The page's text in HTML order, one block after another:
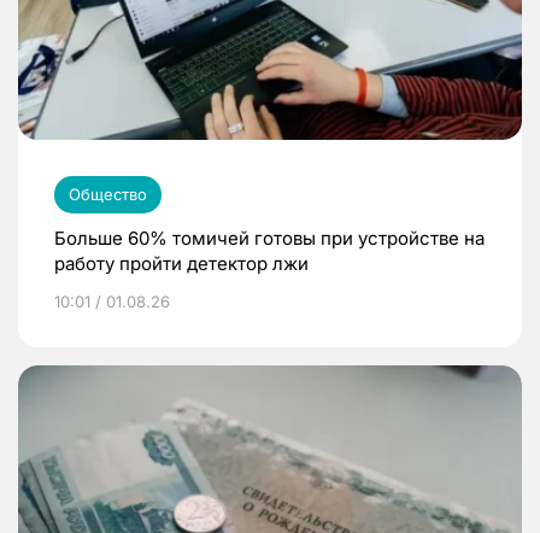
Общество
Больше 60% томичей готовы при устройстве на
работу пройти детектор лжи
10:01 / 01.08.26